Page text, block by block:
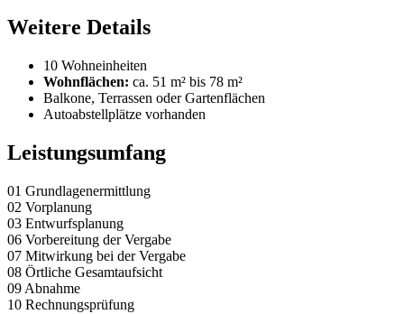
Weitere Details
10 Wohneinheiten
Wohnflächen: ca. 51 m² bis 78 m²
Balkone, Terrassen oder Gartenflächen
Autoabstellplätze vorhanden
Leistungsumfang
01 Grundlagenermittlung
02 Vorplanung
03 Entwurfsplanung
06 Vorbereitung der Vergabe
07 Mitwirkung bei der Vergabe
08 Örtliche Gesamtaufsicht
09 Abnahme
10 Rechnungsprüfung